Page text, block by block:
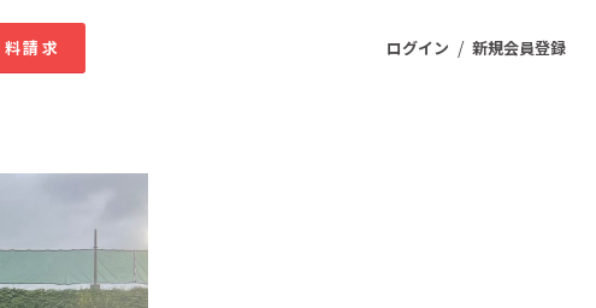
ログイン / 新規会員登録
請求
ンス